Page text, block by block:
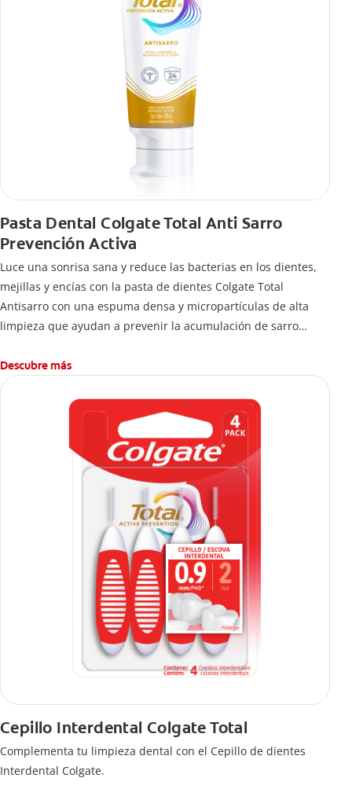
Pasta Dental Colgate Total Anti Sarro
Prevención Activa
Luce una sonrisa sana y reduce las bacterias en los dientes,
mejillas y encías con la pasta de dientes Colgate Total
Antisarro con una espuma densa y micropartículas de alta
limpieza que ayudan a prevenir la acumulación de sarro
Descubre más
Cepillo Interdental Colgate Total
Complementa tu limpieza dental con el Cepillo de dientes
Interdental Colgate.